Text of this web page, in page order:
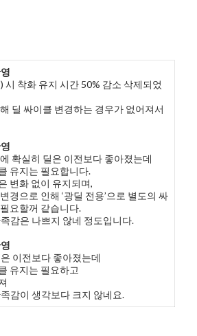
시 착화 유지 시간 50% 감소 삭제되었
딜 싸이클 변경하는 경우가 없어져서
확실히 딜은 이전보다 좋아졌는데
유지는 필요합니다.
변화 없이 유지되며,
경으로 인해 ‘광딜 전용’으로 별도의 싸
요할꺼 같습니다.
감은 나쁘지 않네 정도입니다.
이전보다 좋아졌는데
유지는 필요하고
감이 생각보다 크지 않네요.